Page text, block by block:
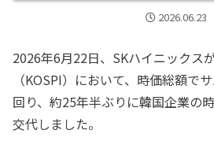
2026.06.23
2026年6月22日、SKハイニックス
（KOSPI）において、時価総額で
回り、約25年半ぶりに韓国企業の
交代しました。